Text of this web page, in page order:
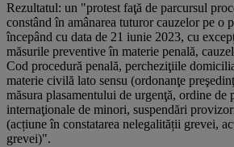
Rezultatul: un "protest faţă de parcursul
constând în amânarea tuturor cauzelor pe o
începând cu data de 21 iunie 2023, cu
măsurile preventive în materie penală,
Cod procedură penală, percheziţiile
materie civilă lato sensu (ordonanţe
măsura plasamentului de urgenţă, ordine de
internaţionale de minori, suspendări
(acțiune în constatarea nelegalității grevei,
grevei)".